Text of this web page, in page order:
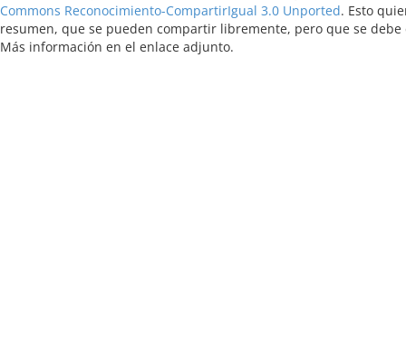
Commons Reconocimiento-CompartirIgual 3.0 Unported. Esto
resumen, que se pueden compartir libremente, pero que se
Más información en el enlace adjunto.